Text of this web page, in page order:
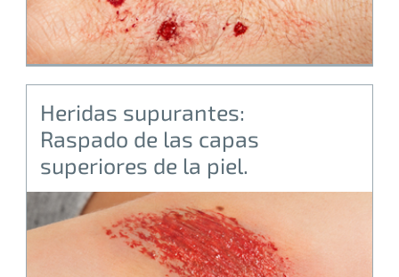
Heridas supurantes:
Raspado de las capas
superiores de la piel.